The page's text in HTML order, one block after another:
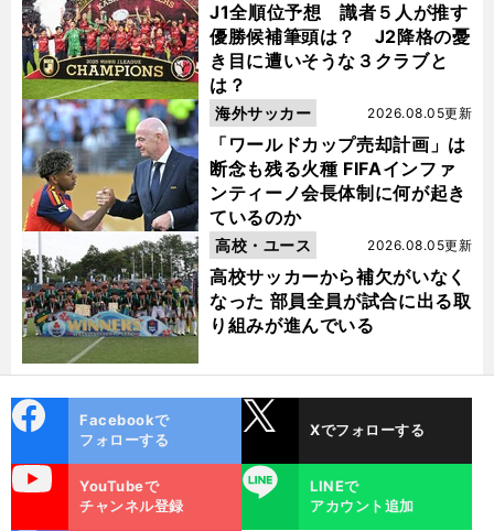
J1全順位予想 識者５人が推す
優勝候補筆頭は？ J2降格の憂
き目に遭いそうな３クラブと
は？
「ワールドカップ売却計画」は
断念も残る火種 FIFAインファ
ンティーノ会長体制に何が起き
ているのか
2026.08.05更新
海外サッカー
高校サッカーから補欠がいなく
なった 部員全員が試合に出る取
り組みが進んでいる
2026.08.05更新
高校・ユース
ok
Facebookで
フォローする
Xでフォローする
YouTubeで
チャンネル登録
LINE
LINEで
アカウント追加